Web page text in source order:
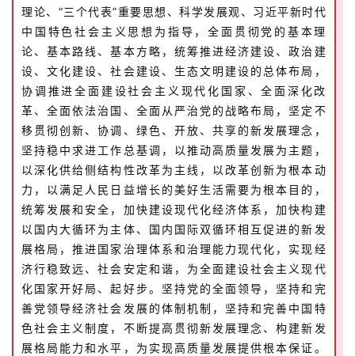
首
页
艺
坛
快
讯
书
法
征
稿
理论、“三个代表”重要思想、科学发展观、习近平新时代
中国特色社会主义思想为指导，全面贯彻党的基本理
论、基本路线、基本方略，统筹推进经济建设、政治建
设、文化建设、社会建设、生态文明建设的总体布局，
协调推进全面建设社会主义现代化国家、全面深化改
革、全面依法治国、全面从严治党的战略布局，坚定不
移贯彻创新、协调、绿色、开放、共享的新发展理念，
坚持稳中求进工作总基调，以推动高质量发展为主题，
以深化供给侧结构性改革为主线，以改革创新为根本动
力，以满足人民日益增长的美好生活需要为根本目的，
统筹发展和安全，加快建设现代化经济体系，加快构建
以国内大循环为主体、国内国际双循环相互促进的新发
展格局，推进国家治理体系和治理能力现代化，实现经
济行稳致远、社会安定和谐，为全面建设社会主义现代
化国家开好局、起好步。坚持党的全面领导，坚持和完
善党领导经济社会发展的体制机制，坚持和完善中国特
色社会主义制度，不断提高贯彻新发展理念、构建新发
展格局能力和水平，为实现高质量发展提供根本保证。